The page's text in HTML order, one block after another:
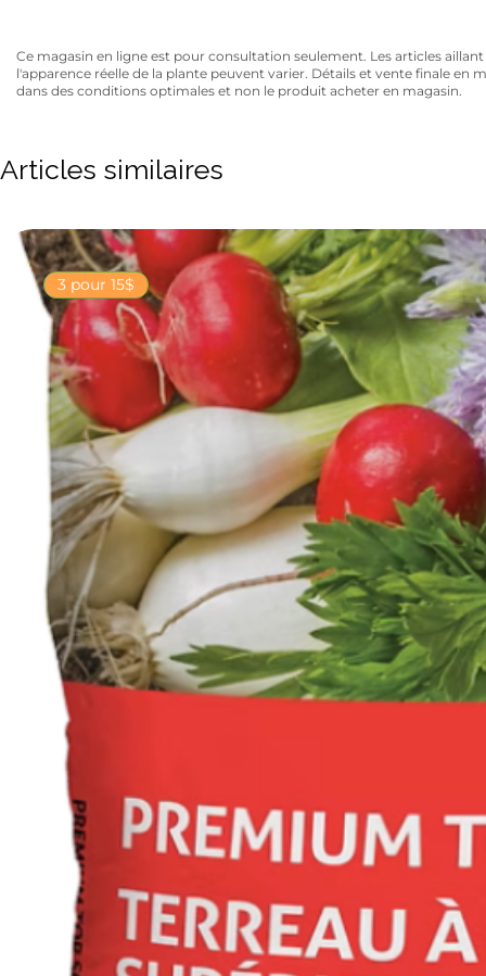
Ce magasin en ligne est pour consultation seulement. Les articles
l'apparence réelle de la plante peuvent varier. Détails et vente finale
dans des conditions optimales et non le produit acheter en magasin.
Articles similaires
3 pour 15$